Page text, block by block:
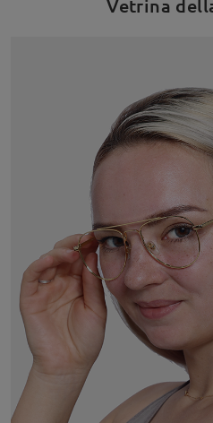
Vetrina